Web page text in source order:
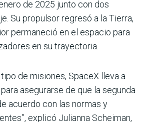
de 2025 junto con dos
Su propulsor regresó a la Tierra,
permaneció en el espacio para
en su trayectoria.
de misiones, SpaceX lleva a
asegurarse de que la segunda
acuerdo con las normas y
explicó Julianna Scheiman,